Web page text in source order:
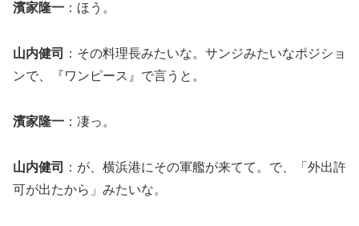
濱家隆一 ：ほう。
山内健司
：その料理長みたいな。サンジみたいなポジショ
ンで、『ワンピース』で言うと。
濱家隆一 ：凄っ。
山内健司
：が、横浜港にその軍艦が来てて。で、「外出許
可が出たから」みたいな。